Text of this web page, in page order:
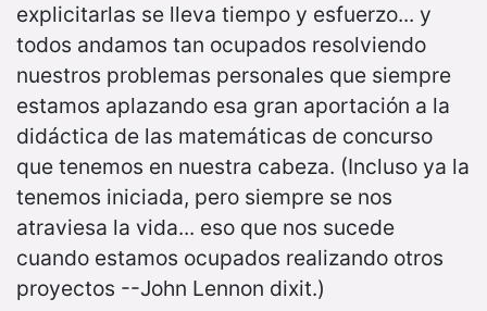
explicitarlas se lleva tiempo y esfuerzo... y
todos andamos tan ocupados resolviendo
nuestros problemas personales que siempre
estamos aplazando esa gran aportación a la
didáctica de las matemáticas de concurso
que tenemos en nuestra cabeza. (Incluso ya la
tenemos iniciada, pero siempre se nos
atraviesa la vida... eso que nos sucede
cuando estamos ocupados realizando otros
proyectos --John Lennon dixit.)